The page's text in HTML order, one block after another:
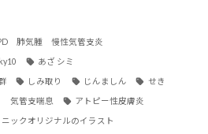
肺気腫 慢性気管支炎
あざ シミ
しみ取り じんましん せき
気管支喘息 アトピー性皮膚炎
ニックオリジナルのイラスト